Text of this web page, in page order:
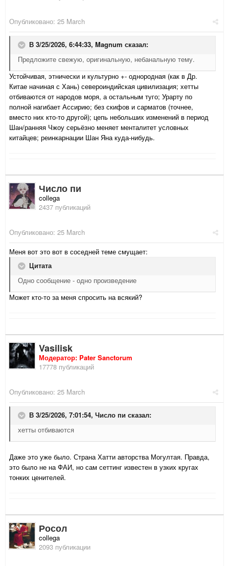
Опубликовано: 25 March
В 3/25/2026, 6:44:33, Magnum сказал:
Предложите свежую, оригинальную, небанальную тему.
Устойчивая, этнически и культурно +- однородная (как в Др.
Китае начиная с Хань) североиндийская цивилизация; хетты
отбиваются от народов моря, а остальным туго; Урарту по
полной нагибает Ассирию; без скифов и сарматов (точнее,
вместо них кто-то другой); цепь небольших изменений в период
Шан/ранняя Чжоу серьёзно меняет менталитет условных
китайцев; реинкарнации Шан Яна куда-нибудь.
Число пи
collega
2437 публикаций
Опубликовано: 25 March
Меня вот это вот в соседней теме смущает:
Цитата
Одно сообщение - одно произведение
Может кто-то за меня спросить на всякий?
Vasilisk
Модератор: Pater Sanctorum
17778 публикаций
Опубликовано: 25 March
В 3/25/2026, 7:01:54, Число пи сказал:
хетты отбиваются
Даже это уже было. Страна Хатти авторства Могултая. Правда,
это было не на ФАИ, но сам сеттинг известен в узких кругах
тонких ценителей.
Росол
collega
2093 публикации